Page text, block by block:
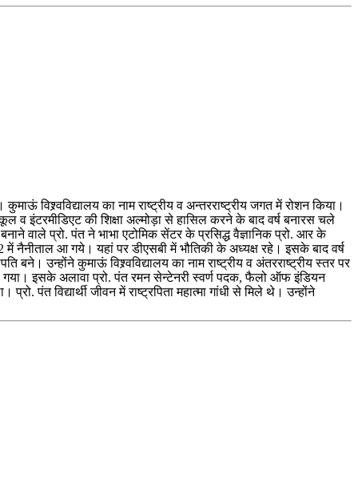
विश्र्वविद्यालय का नाम राष्ट्रीय व अन्तरराष्ट्रीय जगत में रोशन किया।
व इंटरमीडिएट की शिक्षा अल्मोड़ा से हासिल करने के बाद वर्ष बनारस चले
वाले प्रो. पंत ने भाभा एटोमिक सेंटर के प्रसिद्ध वैज्ञानिक प्रो. आर के
नैनीताल आ गये। यहां पर डीएसबी में भौतिकी के अध्यक्ष रहे। इसके बाद वर्ष
बने। उन्होंने कुमाऊं विश्र्वविद्यालय का नाम राष्ट्रीय व अंतरराष्ट्रीय स्तर पर
गया। इसके अलावा प्रो. पंत रमन सेन्टेनरी स्वर्ण पदक, फैलो ऑफ इंडियन
पंत विद्यार्थी जीवन में राष्ट्रपिता महात्मा गांधी से मिले थे। उन्होंने